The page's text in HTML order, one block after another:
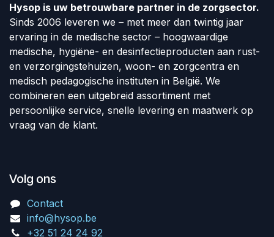
Hysop is uw betrouwbare partner in de zorgsector.
Sinds 2006 leveren we – met meer dan twintig jaar
ervaring in de medische sector – hoogwaardige
medische, hygiëne- en desinfectieproducten aan rust-
en verzorgingstehuizen, woon- en zorgcentra en
medisch pedagogische instituten in België. We
combineren een uitgebreid assortiment met
persoonlijke service, snelle levering en maatwerk op
vraag van de klant.
Volg ons
Contact
info@hysop.be
+32 51 24 24 92